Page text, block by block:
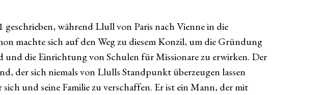
während Llull von Paris nach Vienne in die
machte sich auf den Weg zu diesem Konzil, um die Gründung
die Einrichtung von Schulen für Missionare zu erwirken. Der
der sich niemals von Llulls Standpunkt überzeugen lassen
und seine Familie zu verschaffen. Er ist ein Mann, der mit